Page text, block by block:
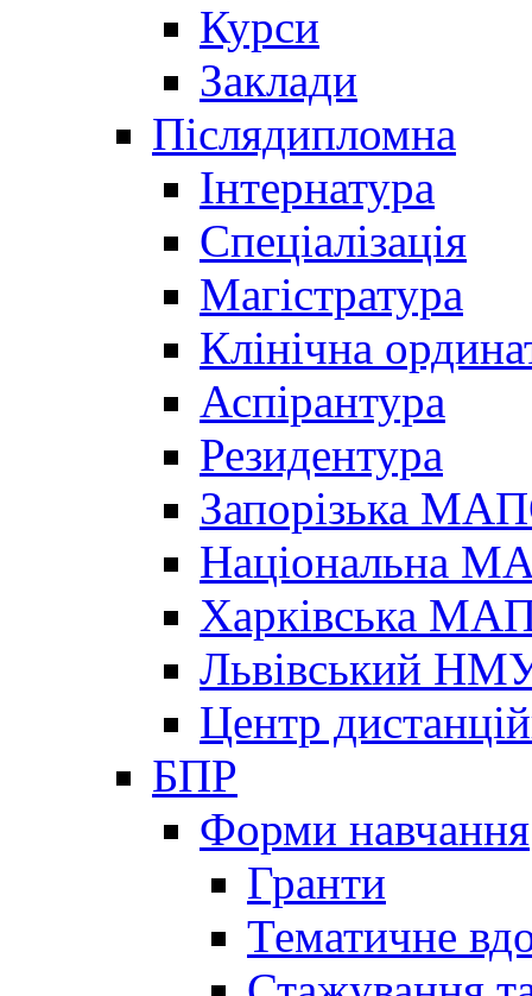
Курси
Заклади
Післядипломна
Інтернатура
Спеціалізація
Магістратура
Клінічна
Аспірантура
Резидентура
Запорізька
Національна
Харківська
Львівський
Центр
БПР
Форми навчання
Гранти
Тематичне